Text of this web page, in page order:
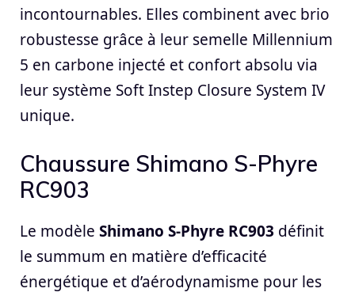
incontournables. Elles combinent avec brio
robustesse grâce à leur semelle Millennium
5 en carbone injecté et confort absolu via
leur système Soft Instep Closure System IV
unique.
Chaussure Shimano S-Phyre
RC903
Le modèle Shimano S-Phyre RC903 définit
le summum en matière d’efficacité
énergétique et d’aérodynamisme pour les